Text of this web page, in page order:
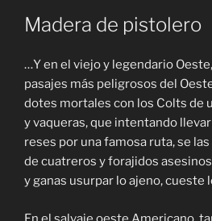
Madera de pistolero
…Y en el viejo y legendario
pasajes más peligrosos del
dotes mortales con los Colts de
y vaqueras, que intentando
reses por una famosa ruta, se
de cuatreros y forajidos
y ganas usurpar lo ajeno, cueste